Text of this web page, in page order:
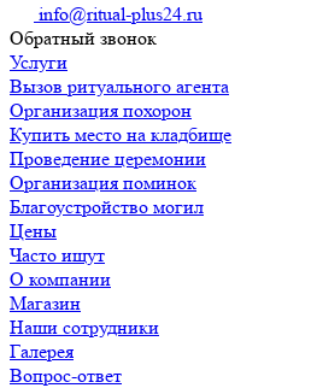
info@ritual-plus24.ru
Обратный звонок
Услуги
Вызов ритуального агента
Организация похорон
Купить место на кладбище
Проведение церемонии
Организация поминок
Благоустройство могил
Цены
Часто ищут
О компании
Магазин
Наши сотрудники
Галерея
Вопрос-ответ